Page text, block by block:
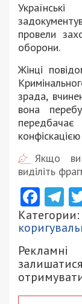
провели
оборони.
Жінці
зрада,
вона
Якщо ви
виділіть
Категории: